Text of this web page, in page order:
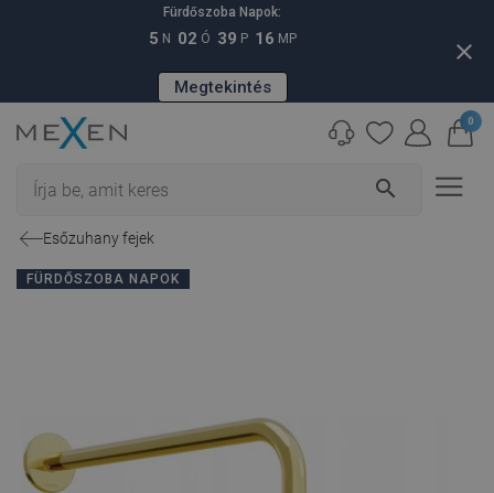
Fürdőszoba Napok:
5 N 02 Ó 39 P 15 MP
Megtekintés
close
search
0
Esőzuhany fejek
FÜRDŐSZOBA NAPOK